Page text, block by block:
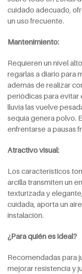
cuidado adecuado,
un uso frecuente.
Mantenimiento:
Requieren un nivel
regarlas a diario para
además de realizar
periódicas para evitar
lluvia las vuelve
sequía genera polvo.
enfrentarse a pausas
Atractivo visual:
Los característicos
arcilla transmiten un
texturizada y
cuidada, aporta un
instalación.
¿Para quién es ideal?
Recomendadas para
mejorar resistencia y